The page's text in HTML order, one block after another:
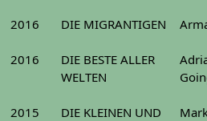
2016 DIE MIGRANTIGEN
2016
DIE BESTE ALLER
WELTEN
2015
DIE KLEINEN UND